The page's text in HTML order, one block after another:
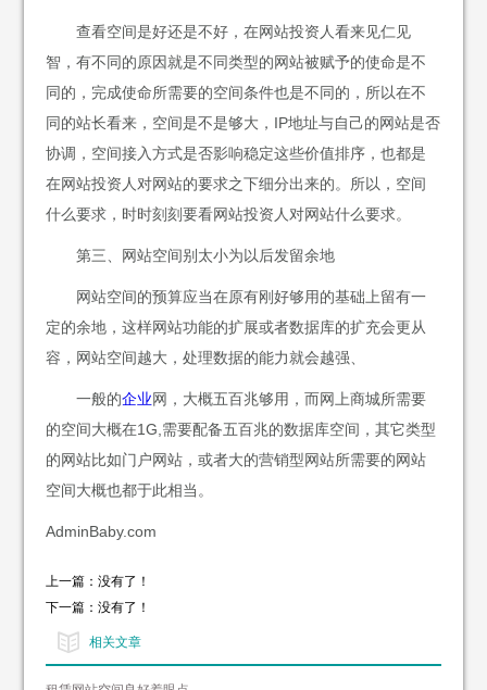
查看空间是好还是不好，在网站投资人看来见仁见
智，有不同的原因就是不同类型的网站被赋予的使命是不
同的，完成使命所需要的空间条件也是不同的，所以在不
同的站长看来，空间是不是够大，IP地址与自己的网站是否
协调，空间接入方式是否影响稳定这些价值排序，也都是
在网站投资人对网站的要求之下细分出来的。所以，空间
什么要求，时时刻刻要看网站投资人对网站什么要求。
第三、网站空间别太小为以后发留余地
网站空间的预算应当在原有刚好够用的基础上留有一
定的余地，这样网站功能的扩展或者数据库的扩充会更从
容，网站空间越大，处理数据的能力就会越强、
一般的企业网，大概五百兆够用，而网上商城所需要
的空间大概在1G,需要配备五百兆的数据库空间，其它类型
的网站比如门户网站，或者大的营销型网站所需要的网站
空间大概也都于此相当。
AdminBaby.com
上一篇：没有了！
下一篇：没有了！
相关文章